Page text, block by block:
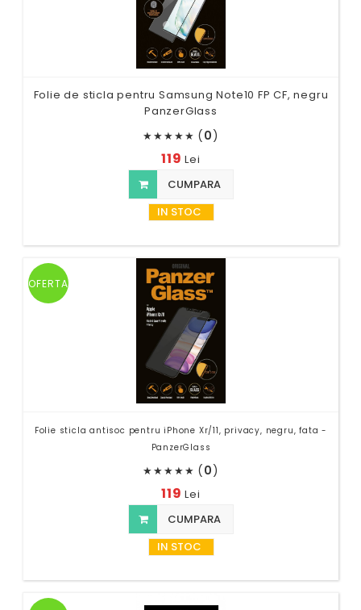
Folie de sticla pentru Samsung Note10 FP CF, negru
PanzerGlass
★★★★★ (0)
119Lei
CUMPARA
IN STOC
OFERTA
Folie sticla antisoc pentru iPhone Xr/11, privacy, negru, fata -
PanzerGlass
★★★★★ (0)
119Lei
CUMPARA
IN STOC